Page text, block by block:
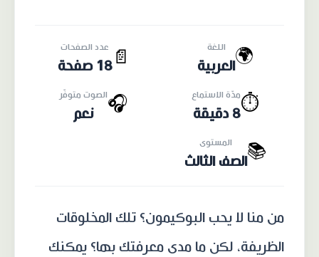
🌍 اللغة
العربية 📄
عدد الصفحات
18 صفحة
⏱️مدّة الاستماع
8 دقيقة
🎧الصوت متوفّر
نعم
📚 المستوى
الصف الثالث
من منا لا يحب البوكيمون؟ تلك المخلوقات
الظريفة، لكن ما مدى معرفتك بها؟ يمكنك